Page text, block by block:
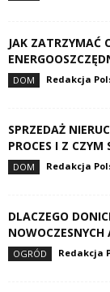
JAK ZATRZYMAĆ
DOM Redakcja
SPRZEDAŻ
PROCES I Z CZYM
DOM Redakcja
DLACZEGO
NOWOCZESNYCH
OGRÓD Redakcja